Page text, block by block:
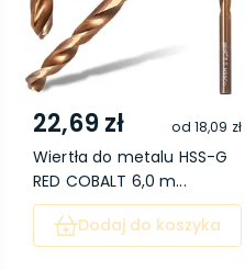
22,69 zł od 18,09 zł
Wiertła do metalu HSS-G
RED COBALT 6,0 m...
Dodaj do koszyka